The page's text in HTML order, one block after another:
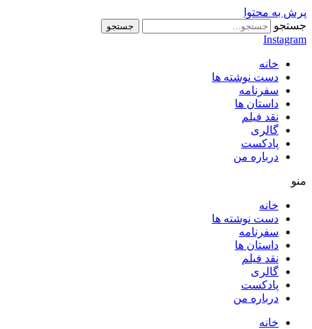
پرش به محتوا
جستجو
جستجو
Instagram
خانه
دست نوشته ها
سفرنامه
داستان ها
نقد فیلم
گالری
پادکست
درباره من
منو
خانه
دست نوشته ها
سفرنامه
داستان ها
نقد فیلم
گالری
پادکست
درباره من
خانه